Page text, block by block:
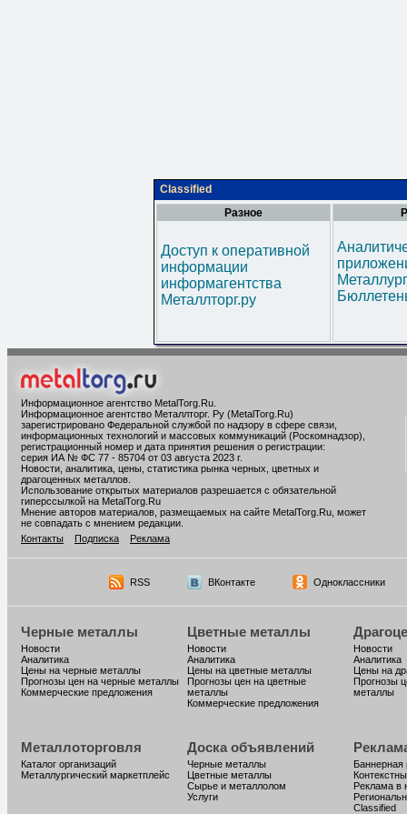
Classified
Разное
Доступ к оперативной
информации
информагентства
Металлторг.ру
Информационное агентство MetalTorg.Ru
Информационное агентство Металлторг. Ру (MetalTorg.Ru)
зарегистрировано Федеральной службой по надзору в сфере связи,
информационных технологий и массовых коммуникаций (Роскомнадзор),
регистрационный номер и дата принятия решения о регистрации:
серия ИА № ФС 77 - 85704 от 03 августа 2023 г.
Новости, аналитика, цены, статистика рынка черных, цветных и
драгоценных металлов.
Использование открытых материалов разрешается с обязательной
гиперссылкой на MetalTorg.Ru
Мнение авторов материалов, размещаемых на сайте MetalTorg.Ru, может
не совпадать с мнением редакции.
Контакты
Подписка Реклама
RSS ВКонтакте Одноклассники
Черные металлы
Новости
Аналитика
Цены на черные металлы
Прогнозы цен на черные металлы
Коммерческие предложения
Цветные металлы
Новости
Аналитика
Цены на цветные металлы
Прогнозы цен на цветные
металлы
Коммерческие предложения
Новости
Аналитика
Цены на
Прогнозы
металлы
Металлоторговля
Каталог организаций
Металлургический маркетплейс
Доска объявлений
Черные металлы
Цветные металлы
Сырье и металлолом
Услуги
Баннерная
Реклама в
Classified